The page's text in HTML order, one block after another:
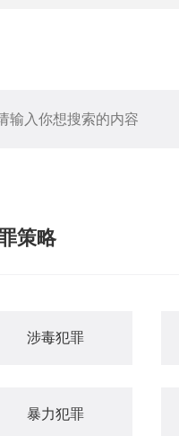
策略
涉毒犯罪
暴力犯罪